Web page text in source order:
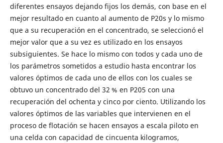
diferentes ensayos dejando fijos los demás, con base en el
mejor resultado en cuanto al aumento de P20s y lo mismo
que a su recuperación en el concentrado, se seleccionó el
mejor valor que a su vez es utilizado en los ensayos
subsiguientes. Se hace lo mismo con todos y cada uno de
los parámetros sometidos a estudio hasta encontrar los
valores óptimos de cada uno de ellos con los cuales se
obtuvo un concentrado del 32 % en P205 con una
recuperación del ochenta y cinco por ciento. Utilizando los
valores óptimos de las variables que intervienen en el
proceso de flotación se hacen ensayos a escala piloto en
una celda con capacidad de cincuenta kilogramos,